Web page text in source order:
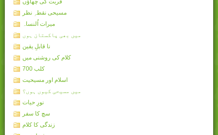
قربت کی چھاؤں
مسیحی نقطہِ نظر
میرات اُلنساہ
میں بھی پاکستان ہوں
نا قابلِ یقین
کلام کی روشنی میں
کلب 700
اسلام اور مسیحیت
میں مسیحی کیوں ہوں؟
نورِ حیات
سچ کا سفر
زندگی کا کلام